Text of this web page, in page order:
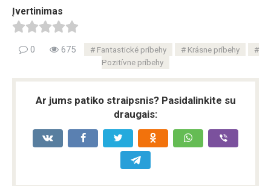
Įvertinimas
0 675 Fantastické príbehy
Krásne príbehy
Pozitívne príbehy
Ar jums patiko straipsnis? Pasidalinkite su
draugais: